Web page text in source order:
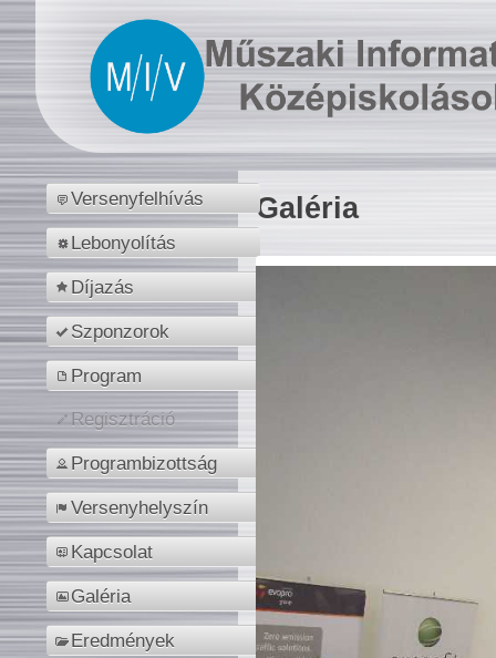
Versenyfelhívás
Lebonyolítás
Díjazás
Szponzorok
Program
Regisztráció
Programbizottság
Versenyhelyszín
Kapcsolat
Galéria
Eredmények
Galéria